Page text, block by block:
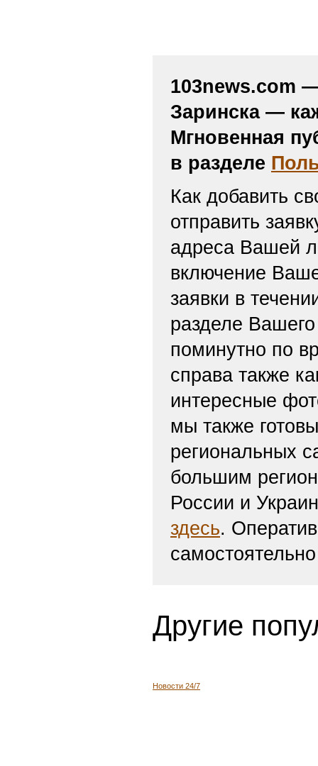
103news.com
Заринска —
Мгновенная
в разделе
Как добавить
отправить
адреса Вашей
включение
заявки в
разделе
поминутно по
справа также
интересные
мы также
региональных
большим
России и
здесь.
Другие
Новости 24/7